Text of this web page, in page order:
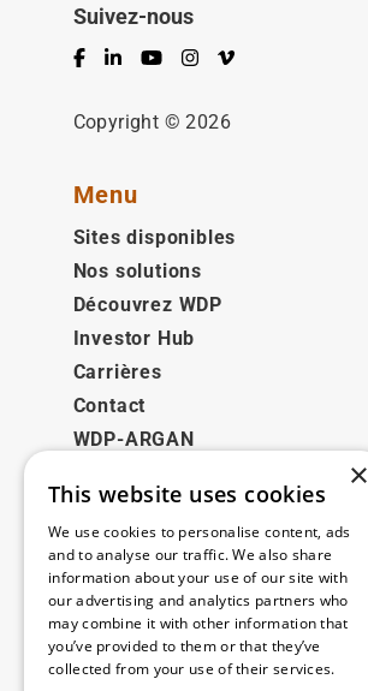
Suivez-nous
Facebook
LinkedInYouTubeInstagram
Vimeo
Copyright © 2026
Menu
Sites disponibles
Nos solutions
Découvrez WDP
Investor Hub
Carrières
Contact
WDP-ARGAN
Juridique
Disclaimer
Politique de confidentialité
Cookie Policy
×
This website uses cookies
We use cookies to personalise content, ads
and to analyse our traffic. We also share
information about your use of our site with
our advertising and analytics partners who
may combine it with other information that
you’ve provided to them or that they’ve
collected from your use of their services.